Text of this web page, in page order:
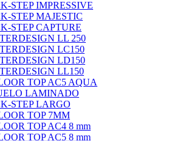
STEP IMPRESSIVE
STEP MAJESTIC
STEP CAPTURE
LL 250
LC150
LD150
LL150
TOP AC5 AQUA
LAMINADO
STEP LARGO
TOP 7MM
TOP AC4 8 mm
TOP AC5 8 mm